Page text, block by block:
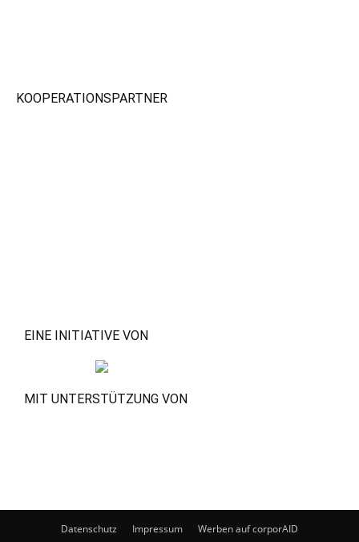
KOOPERATIONSPARTNER
EINE INITIATIVE VON
MIT UNTERSTÜTZUNG VON
Datenschutz Impressum Werben auf corporAID